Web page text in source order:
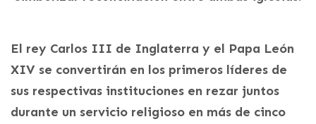
El rey Carlos III de Inglaterra y el Papa León
XIV se convertirán en los primeros líderes de
sus respectivas instituciones en rezar juntos
durante un servicio religioso en más de cinco